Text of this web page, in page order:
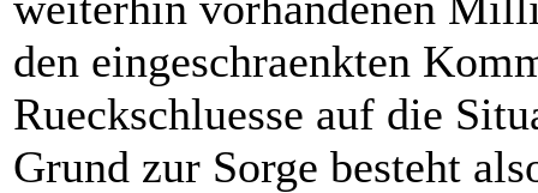
den eingeschraenkten
Rueckschluesse auf die
Grund zur Sorge besteht